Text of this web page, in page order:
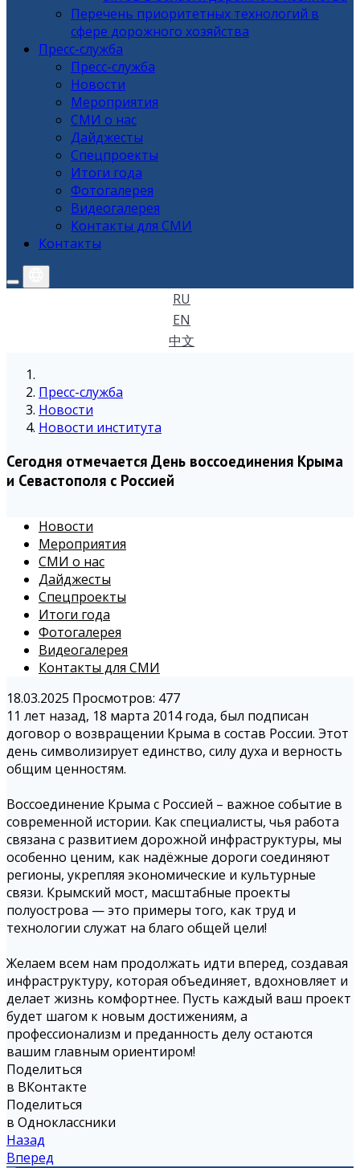
Перечень приоритетных технологий в
сфере дорожного хозяйства
Пресс-служба
Пресс-служба
Новости
Мероприятия
СМИ о нас
Дайджесты
Спецпроекты
Итоги года
Фотогалерея
Видеогалерея
Контакты для СМИ
Контакты
RU
EN
中文
Пресс-служба
Новости
Новости института
Сегодня отмечается День воссоединения Крыма
и Севастополя с Россией
Новости
Мероприятия
СМИ о нас
Дайджесты
Спецпроекты
Итоги года
Фотогалерея
Видеогалерея
Контакты для СМИ
18.03.2025 Просмотров: 477
11 лет назад, 18 марта 2014 года, был подписан
договор о возвращении Крыма в состав России. Этот
день символизирует единство, силу духа и верность
общим ценностям.
Воссоединение Крыма с Россией – важное событие в
современной истории. Как специалисты, чья работа
связана с развитием дорожной инфраструктуры, мы
особенно ценим, как надёжные дороги соединяют
регионы, укрепляя экономические и культурные
связи. Крымский мост, масштабные проекты
полуострова — это примеры того, как труд и
технологии служат на благо общей цели!
Желаем всем нам продолжать идти вперед, создавая
инфраструктуру, которая объединяет, вдохновляет и
делает жизнь комфортнее. Пусть каждый ваш проект
будет шагом к новым достижениям, а
профессионализм и преданность делу остаются
вашим главным ориентиром!
Поделиться
в ВКонтакте
Поделиться
в Одноклассники
Назад
Вперед